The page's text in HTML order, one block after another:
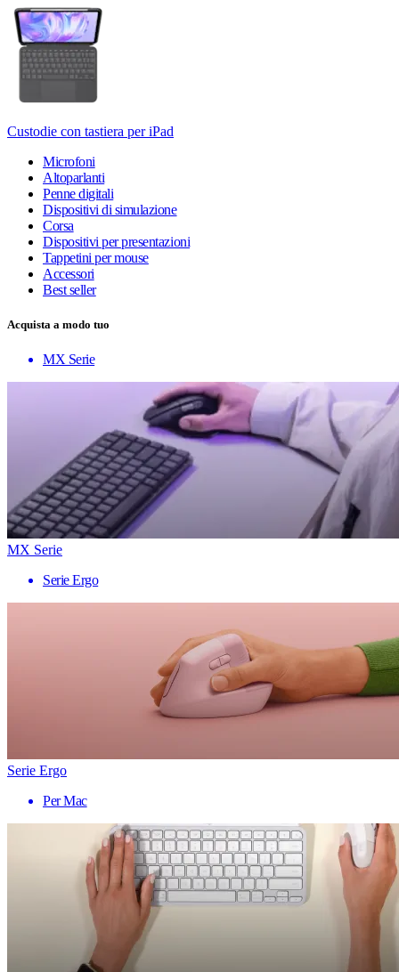
Custodie con tastiera per iPad
Microfoni
Altoparlanti
Penne digitali
Dispositivi di simulazione
Corsa
Dispositivi per presentazioni
Tappetini per mouse
Accessori
Best seller
Acquista a modo tuo
MX Serie
MX Serie
Serie Ergo
Serie Ergo
Per Mac